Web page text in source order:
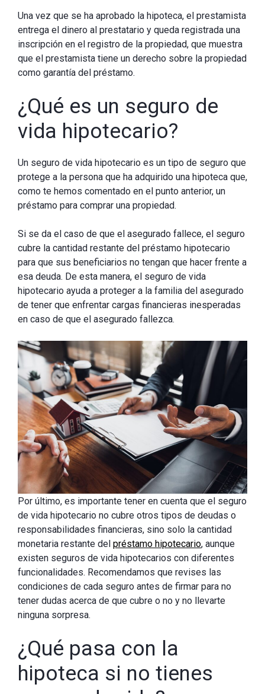
Una vez que se ha aprobado la hipoteca, el prestamista
entrega el dinero al prestatario y queda registrada una
inscripción en el registro de la propiedad, que muestra
que el prestamista tiene un derecho sobre la propiedad
como garantía del préstamo.
¿Qué es un seguro de
vida hipotecario?
Un seguro de vida hipotecario es un tipo de seguro que
protege a la persona que ha adquirido una hipoteca que,
como te hemos comentado en el punto anterior, un
préstamo para comprar una propiedad.
Si se da el caso de que el asegurado fallece, el seguro
cubre la cantidad restante del préstamo hipotecario
para que sus beneficiarios no tengan que hacer frente a
esa deuda. De esta manera, el seguro de vida
hipotecario ayuda a proteger a la familia del asegurado
de tener que enfrentar cargas financieras inesperadas
en caso de que el asegurado fallezca.
Por último, es importante tener en cuenta que el seguro
de vida hipotecario no cubre otros tipos de deudas o
responsabilidades financieras, sino solo la cantidad
monetaria restante del préstamo hipotecario, aunque
existen seguros de vida hipotecarios con diferentes
funcionalidades. Recomendamos que revises las
condiciones de cada seguro antes de firmar para no
tener dudas acerca de que cubre o no y no llevarte
ninguna sorpresa.
¿Qué pasa con la
hipoteca si no tienes